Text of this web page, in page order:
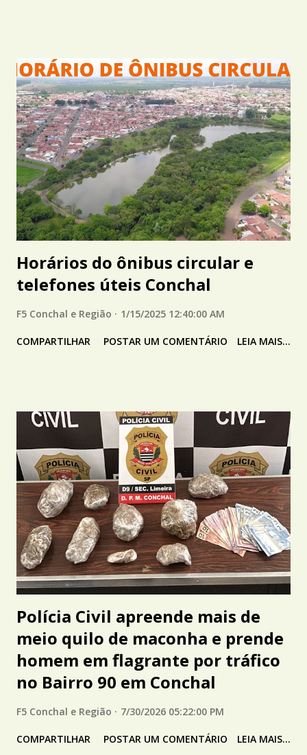
Horários do ônibus circular e
telefones úteis Conchal
F5 Conchal e Região 1/15/2025 12:40:00 AM
COMPARTILHAR POSTAR UM COMENTÁRIO LEIA MAIS...
Polícia Civil apreende mais de
meio quilo de maconha e prende
homem em flagrante por tráfico
no Bairro 90 em Conchal
F5 Conchal e Região 7/30/2026 05:22:00 PM
COMPARTILHAR POSTAR UM COMENTÁRIO LEIA MAIS...